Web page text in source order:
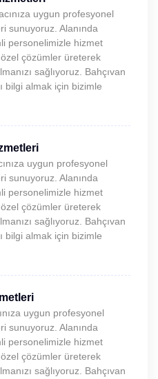
uygun profesyonel
sunuyoruz. Alanında
personelimizle hizmet
çözümler üreterek
sağlıyoruz. Bahçıvan
bilgi almak için bizimle
uygun profesyonel
sunuyoruz. Alanında
personelimizle hizmet
çözümler üreterek
sağlıyoruz. Bahçıvan
bilgi almak için bizimle
uygun profesyonel
sunuyoruz. Alanında
personelimizle hizmet
çözümler üreterek
sağlıyoruz. Bahçıvan